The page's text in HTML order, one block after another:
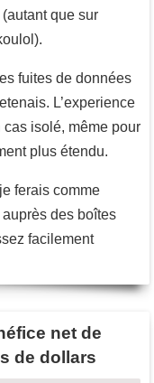
que sur
fuites de données
L’experience
cas isolé, même pour
plus étendu.
ferais comme
des boîtes
facilement
net de
de dollars